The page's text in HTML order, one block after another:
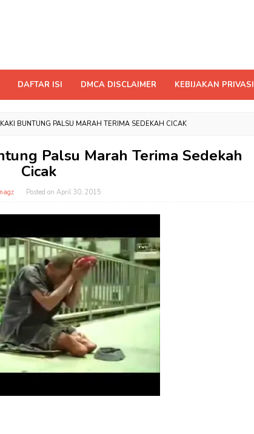
DAFTAR ISI DMCA DISCLAIMER KEBIJAKAN PRIVASI
BUNTUNG PALSU MARAH TERIMA SEDEKAH CICAK
Palsu Marah Terima Sedekah
Cicak
Posted on April 30, 2015